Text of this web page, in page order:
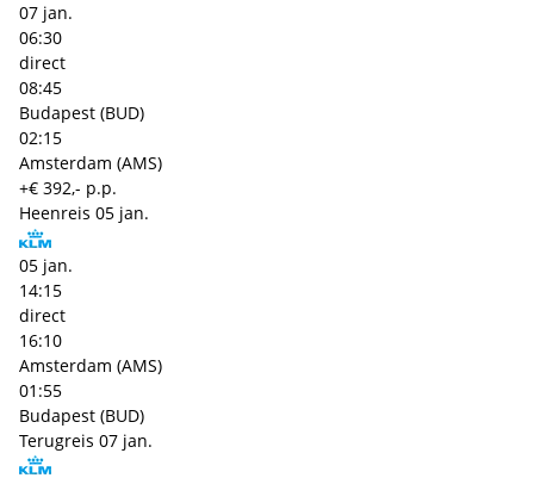
07 jan.
06:30
direct
08:45
Budapest (BUD)
02:15
Amsterdam (AMS)
+€ 392,- p.p.
Heenreis 05 jan.
05 jan.
14:15
direct
16:10
Amsterdam (AMS)
01:55
Budapest (BUD)
Terugreis 07 jan.